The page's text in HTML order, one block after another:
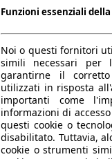
Funzioni essenziali
Noi o questi fornitori
simili necessari per
garantirne il
utilizzati in risposta
importanti come
informazioni di
questi cookie o
disabilitato. Tuttavia,
cookie o strumenti